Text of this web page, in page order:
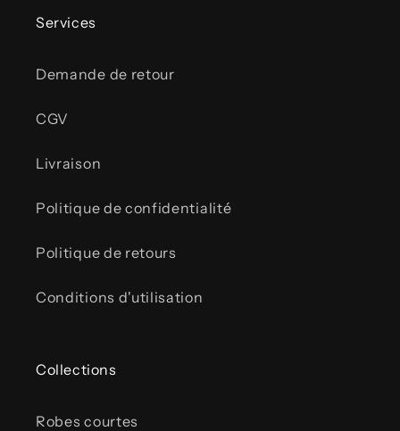
Services
Demande de retour
CGV
Livraison
Politique de confidentialité
Politique de retours
Conditions d'utilisation
Collections
Robes courtes